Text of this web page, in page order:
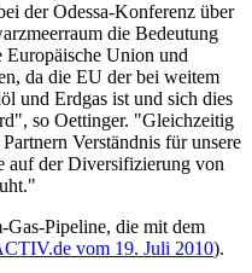
der Odessa-Konferenz über
die Bedeutung
Union und
da die EU der bei weitem
und Erdgas ist und sich dies
so Oettinger. "Gleichzeitig
Verständnis für unsere
auf der Diversifizierung von
Gas-Pipeline, die mit dem
vom 19. Juli 2010).